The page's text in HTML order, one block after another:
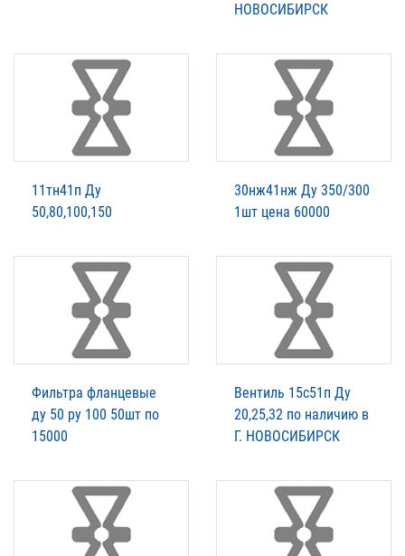
НОВОСИБИРСК
11тн41п Ду
50,80,100,150
30нж41нж Ду 350/300
1шт цена 60000
Фильтра фланцевые
ду 50 ру 100 50шт по
15000
Вентиль 15с51п Ду
20,25,32 по наличию в
Г. НОВОСИБИРСК